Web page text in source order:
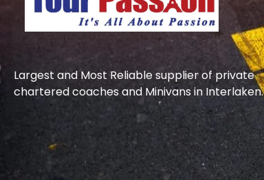
Largest and Most Reliable supplier of private
chartered coaches and Minivans in Interlaken.